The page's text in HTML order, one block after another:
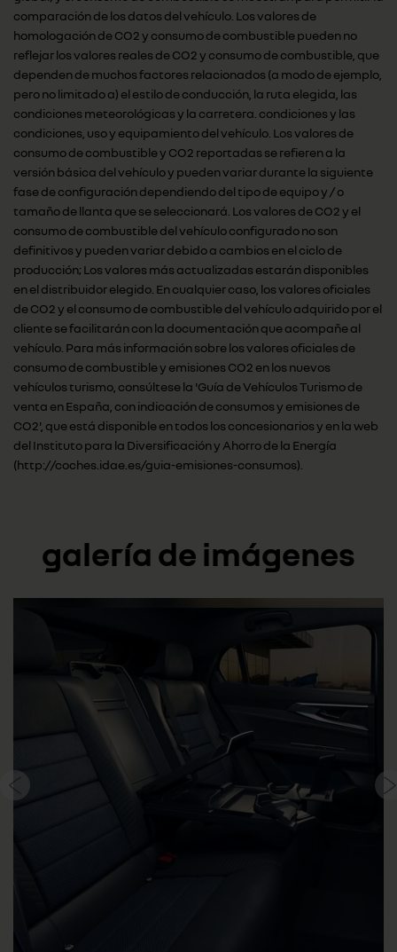
comparación de los datos del vehículo. Los valores de
homologación de CO2 y consumo de combustible pueden no
reflejar los valores reales de CO2 y consumo de combustible, que
dependen de muchos factores relacionados (a modo de ejemplo,
pero no limitado a) el estilo de conducción, la ruta elegida, las
condiciones meteorológicas y la carretera. condiciones y las
condiciones, uso y equipamiento del vehículo. Los valores de
consumo de combustible y CO2 reportadas se refieren a la
versión básica del vehículo y pueden variar durante la siguiente
fase de configuración dependiendo del tipo de equipo y / o
tamaño de llanta que se seleccionará. Los valores de CO2 y el
consumo de combustible del vehículo configurado no son
definitivos y pueden variar debido a cambios en el ciclo de
producción; Los valores más actualizadas estarán disponibles
en el distribuidor elegido. En cualquier caso, los valores oficiales
de CO2 y el consumo de combustible del vehículo adquirido por el
cliente se facilitarán con la documentación que acompañe al
vehículo. Para más información sobre los valores oficiales de
consumo de combustible y emisiones CO2 en los nuevos
vehículos turismo, consúltese la 'Guía de Vehículos Turismo de
venta en España, con indicación de consumos y emisiones de
CO2', que está disponible en todos los concesionarios y en la web
del Instituto para la Diversificación y Ahorro de la Energía
(http://coches.idae.es/guia-emisiones-consumos).
galería de imágenes